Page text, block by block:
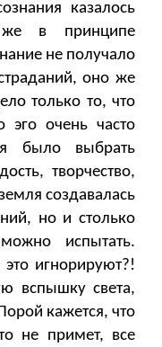
казалось
в принципе
не получало
оно же
только то, что
эго очень часто
было выбрать
творчество,
создавалась
но и столько
испытать.
игнорируют?!
вспышку света,
кажется, что
не примет, все